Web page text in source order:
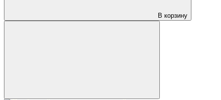
В корзину